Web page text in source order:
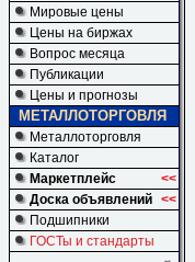
Мировые цены
Цены на биржах
Вопрос месяца
Публикации
Цены и прогнозы
МЕТАЛЛОТОРГОВЛЯ
Металлоторговля
Каталог
Маркетплейс
<<
Доска объявлений <<
Подшипники
ГОСТы и стандарты